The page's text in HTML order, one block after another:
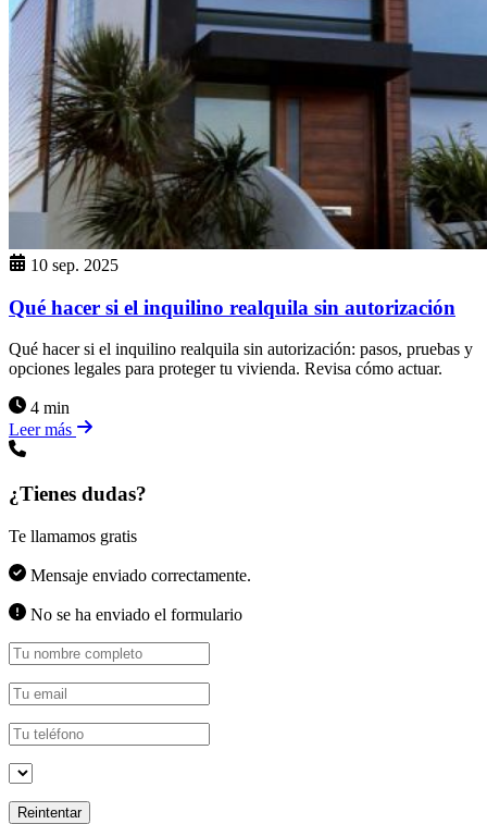
10 sep. 2025
Qué hacer si el inquilino realquila sin autorización
Qué hacer si el inquilino realquila sin autorización: pasos, pruebas y
opciones legales para proteger tu vivienda. Revisa cómo actuar.
4 min
Leer más
¿Tienes dudas?
Te llamamos gratis
Mensaje enviado correctamente.
No se ha enviado el formulario
Reintentar